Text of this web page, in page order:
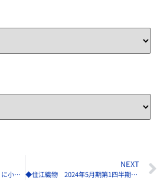
◆サンゲツ 映画「アナログ」に小道具を協力
NEXT
◆住江織物 2024年5月期第1四半期（連結）の業績